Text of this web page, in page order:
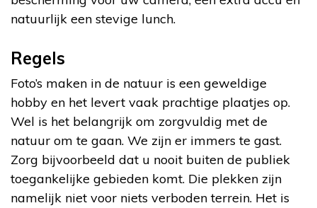
natuurlijk een stevige lunch.
Regels
Foto’s maken in de natuur is een geweldige
hobby en het levert vaak prachtige plaatjes op.
Wel is het belangrijk om zorgvuldig met de
natuur om te gaan. We zijn er immers te gast.
Zorg bijvoorbeeld dat u nooit buiten de publiek
toegankelijke gebieden komt. Die plekken zijn
namelijk niet voor niets verboden terrein. Het is